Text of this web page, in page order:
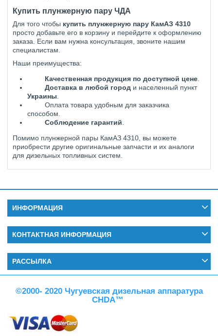
Купить плунжерную пару ЧДА
Для того чтобы купить плунжерную пару КамАЗ 4310
просто добавьте его в корзину и перейдите к оформлению
заказа. Если вам нужна консультация, звоните нашим
специалистам.
Наши преимущества:
Качественная продукция по доступной цене
Доставка в любой город и населенный пункт
Украины
Оплата товара удобным для заказчика
способом.
Соблюдение гарантий
Помимо плунжерной пары КамАЗ 4310, вы можете
приобрести другие оригинальные запчасти и их аналоги
для дизельных топливных систем.
ИНФОРМАЦИЯ
КОНТАКТНАЯ ИНФОРМАЦИЯ
РАССЫЛКА
©2000- 2020 Чугуевская дизельная аппаратура
CHDA™